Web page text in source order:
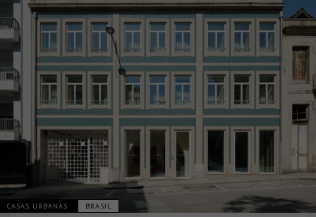
CASAS URBANAS BRASIL